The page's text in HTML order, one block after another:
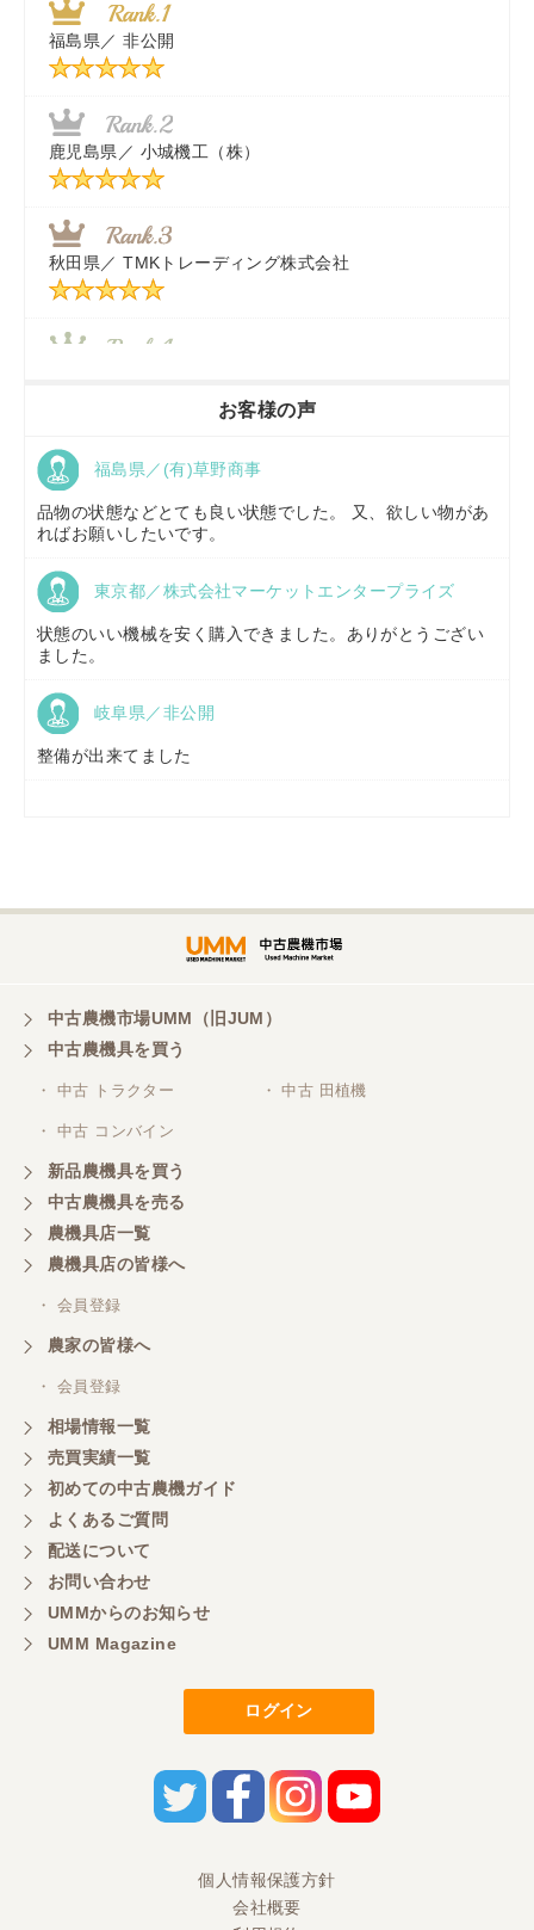
千葉県／ 株式会社テクノ・タカ
福岡県／株式会社カドワキ機械（旧ナカガワ農機商会）
東京都／
秋田県／ TMKトレーディング株式会社
福島県／ 非公開
鹿児島県／ 小城機工（株）
秋田県／ TMKトレーディング株式会社
京都府／
福島県／(有)草野商事
山形県／株式会社ノーキステージ
株式会社トミタモータース
三重県／株式会社 ケイ・エス・エンタープライズ
お客様の声
福島県／(有)草野商事
品物の状態などとても良い状態でした。 又、欲しい物があ
ればお願いしたいです。
東京都／株式会社マーケットエンタープライズ
状態のいい機械を安く購入できました。ありがとうござい
ました。
岐阜県／非公開
整備が出来てました
中古農機市場UMM（旧JUM）
中古農機具を買う
・ 中古 トラクター ・ 中古 田植機
・ 中古 コンバイン
新品農機具を買う
中古農機具を売る
農機具店一覧
農機具店の皆様へ
・ 会員登録
農家の皆様へ
・ 会員登録
相場情報一覧
売買実績一覧
初めての中古農機ガイド
よくあるご質問
配送について
お問い合わせ
UMMからのお知らせ
UMM Magazine
ログイン
個人情報保護方針
会社概要